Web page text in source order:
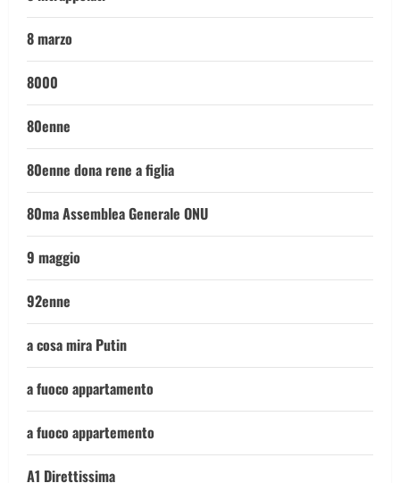
8 marzo
8000
80enne
80enne dona rene a figlia
80ma Assemblea Generale ONU
9 maggio
92enne
a cosa mira Putin
a fuoco appartamento
a fuoco appartemento
A1 Direttissima